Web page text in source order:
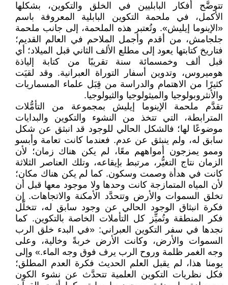
تتوضَّح أفكار البابليين في الخلق والتكوين، بشكلها
الأكمل، في ملحمة التكوين البابلية المعروفة باسم
«الإينوما إيليش». وتُعتبر هذه الملحمة، إلى جانب ملحمة
جلجامش، من أقدم وأجمل الملاحم في العالم القديم؛
فتاريخ كتابتها يعود إلى مطلع الألف الثاني قبل الميلاد؛ أي
قبل ألف وخمسمائة سنة تقريبًا من كتابة إلياذة
هوميروس، وتدوين أسفار التوراة العبرانية. وقد لقيَت
كثيرًا من الاهتمام والدراسة من قِبَل علماء المسماريات
والأنثروبولوجيا والميثولوجيا والثيولوجيا.
تقدَّم ملحمة الإينوما إيليش بمجموعة من التأمُّلات
المترابطة، التي تتخذ من النشوء والتكوين والبدايات
موضوعًا لها؛ فالشكل الحالي للوجود قد انبثق عن شكل
سابق له، ولم ينبثق عن عدم. فعندما كانت تعامة وأبسو
وممو يمزجون أمواههم معًا، لم يكن هناك زمان؛ لأن
الزمان نتاج التغيُّر، مرتبط بإيقاعه، وتلك العناصر الثلاثة
كانت في هدأة وصمت وسكون. كما لم يكن هناك مكان؛
لأن المياه المتمازجة كانت وحدها ولا موجود معها قبل أن
تخلق السموات والأرض وتتحدَّد الأمكنة والاتجاهات. إن
فكرة انبثاق الوجود الحالي عن وجود سابق له، تتخلَّل
فكر المنطقة وتُميِّز كل التأملات الخاصة بالتكوين. كما
نجدها في سفر التكوين العبراني: «في البدء خلق الرب
السموات والأرض، وكانت الأرض خربةً وخالية، وعلى
وجه الغمر ظلمة وروح الرب يرف فوق وجه الماء.» وإلى
يومنا هذا، لم يقبل العلم الحديث فكرة العدم المطلق؛
فكل نظريات التكوين العلمية تتحدَّث عن نشوء الكون